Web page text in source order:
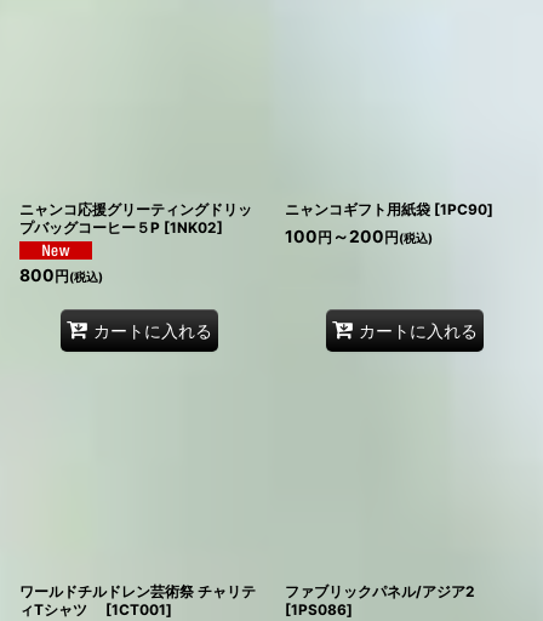
ニャンコ応援グリーティングドリッ
プバッグコーヒー５P [1NK02]
800 円 (税込)
カートに入れる
ニャンコギフト用紙袋 [1PC90]
100 円 ～200 円 (税込)
カートに入れる
ワールドチルドレン芸術祭 チャリテ
ィTシャツ
[1CT001]
ファブリックパネル/アジア2
[1PS086]